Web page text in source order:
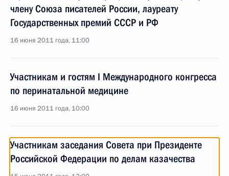
члену Союза писателей России, лауреату
Государственных премий СССР и РФ
16 июня 2011 года, 11:00
Участникам и гостям I Международного конгресса
по перинатальной медицине
16 июня 2011 года, 10:00
Участникам заседания Совета при Президенте
Российской Федерации по делам казачества